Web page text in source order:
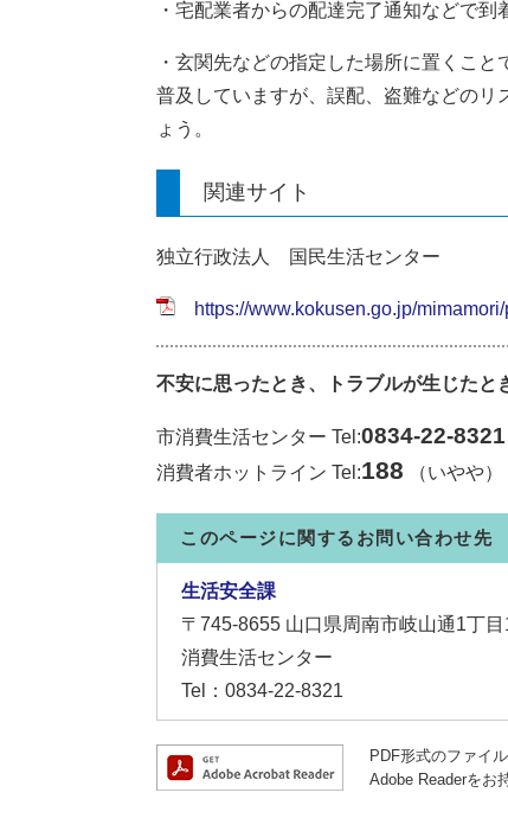
・宅配業者からの配達完了通知などで
・玄関先などの指定した場所に置くこ
普及していますが、誤配、盗難などのリ
ょう。
関連サイト
独立行政法人 国民生活センター
https://www.kokusen.go.jp/
不安に思ったとき、トラブルが生じたと
市消費生活センター Tel:0834-22-8321
消費者ホットライン Tel:188 （いやや）
このページに関するお問い合わせ先
生活安全課
〒745-8655 山口県周南市岐山通1丁
消費生活センター
Tel：0834-22-8321
PDF形式のファイ
Adobe Readerをお